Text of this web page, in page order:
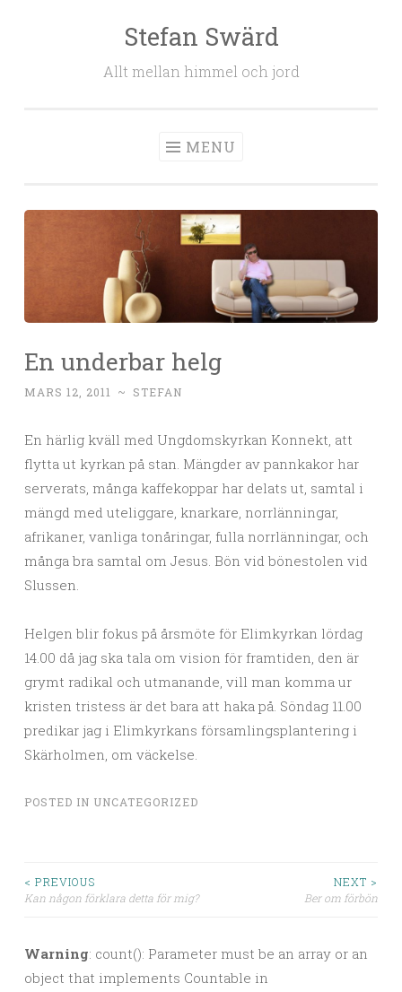
Stefan Swärd
Allt mellan himmel och jord
MENU
En underbar helg
MARS 12, 2011 ~ STEFAN
En härlig kväll med Ungdomskyrkan Konnekt, att
flytta ut kyrkan på stan. Mängder av pannkakor har
serverats, många kaffekoppar har delats ut, samtal i
mängd med uteliggare, knarkare, norrlänningar,
afrikaner, vanliga tonåringar, fulla norrlänningar, och
många bra samtal om Jesus. Bön vid bönestolen vid
Slussen.
Helgen blir fokus på årsmöte för Elimkyrkan lördag
14.00 då jag ska tala om vision för framtiden, den är
grymt radikal och utmanande, vill man komma ur
kristen tristess är det bara att haka på. Söndag 11.00
predikar jag i Elimkyrkans församlingsplantering i
Skärholmen, om väckelse.
POSTED IN UNCATEGORIZED
Post navigation
< PREVIOUS
Kan någon förklara detta för mig?
NEXT >
Ber om förbön
Warning: count(): Parameter must be an array or an
object that implements Countable in